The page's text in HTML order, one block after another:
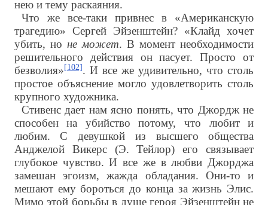
нею и тему раскаяния.
Что же все-таки привнес в «Американскую
трагедию» Сергей Эйзенштейн? «Клайд хочет
убить, но не может. В момент необходимости
решительного действия он пасует. Просто от
безволия»[102]. И все же удивительно, что столь
простое объяснение могло удовлетворить столь
крупного художника.
Стивенс дает нам ясно понять, что Джордж не
способен на убийство потому, что любит и
любим. С девушкой из высшего общества
Анджелой Викерс (Э. Тейлор) его связывает
глубокое чувство. И все же в любви Джорджа
замешан эгоизм, жажда обладания. Они-то и
мешают ему бороться до конца за жизнь Элис.
Мимо этой борьбы в душе героя Эйзенштейн не